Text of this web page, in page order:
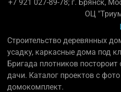
+7 921 027-89-78; г. Брянск,
ОЦ
Строительство деревянных
усадку, каркасные дома под
Бригада плотников
дачи. Каталог проектов с
домокомплект.